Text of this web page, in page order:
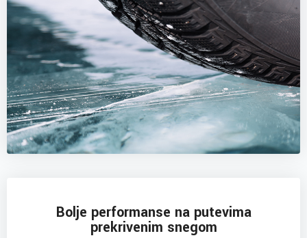
Bolje performanse na putevima
prekrivenim snegom